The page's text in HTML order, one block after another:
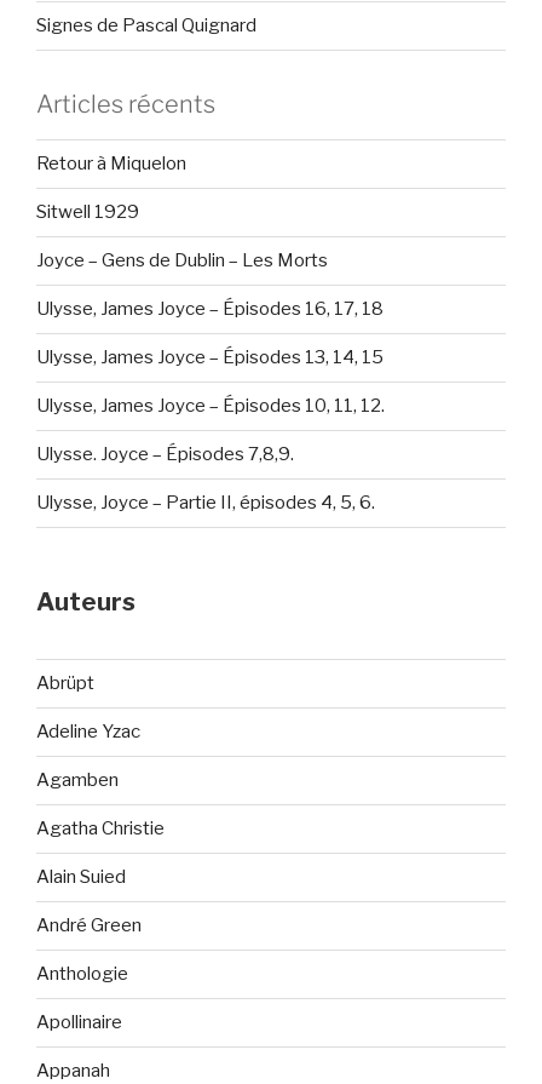
Signes de Pascal Quignard
Articles récents
Retour à Miquelon
Sitwell 1929
Joyce – Gens de Dublin – Les Morts
Ulysse, James Joyce – Épisodes 16, 17, 18
Ulysse, James Joyce – Épisodes 13, 14, 15
Ulysse, James Joyce – Épisodes 10, 11, 12.
Ulysse. Joyce – Épisodes 7,8,9.
Ulysse, Joyce – Partie II, épisodes 4, 5, 6.
Auteurs
Abrüpt
Adeline Yzac
Agamben
Agatha Christie
Alain Suied
André Green
Anthologie
Apollinaire
Appanah